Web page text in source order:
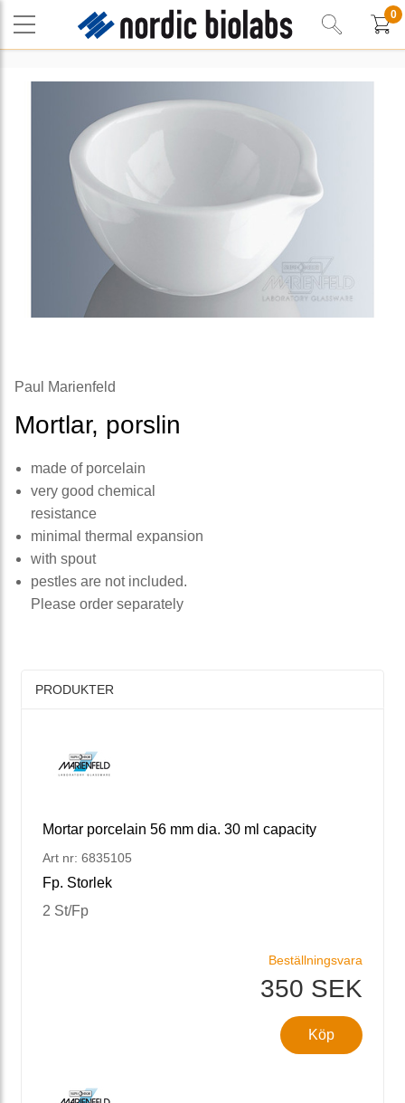
0
Paul Marienfeld
Mortlar, porslin
made of porcelain
very good chemical
resistance
minimal thermal expansion
with spout
pestles are not included.
Please order separately
PRODUKTER
Mortar porcelain 56 mm dia. 30 ml capacity
Art nr: 6835105
Fp. Storlek
2 St/Fp
Beställningsvara
350 SEK
Köp